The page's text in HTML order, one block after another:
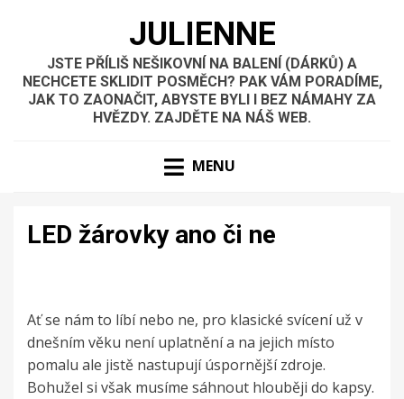
JULIENNE
JSTE PŘÍLIŠ NEŠIKOVNÍ NA BALENÍ (DÁRKŮ) A
NECHCETE SKLIDIT POSMĚCH? PAK VÁM PORADÍME,
JAK TO ZAONAČIT, ABYSTE BYLI I BEZ NÁMAHY ZA
HVĚZDY. ZAJDĚTE NA NÁŠ WEB.
MENU
LED žárovky ano či ne
Ať se nám to líbí nebo ne, pro klasické svícení už v
dnešním věku není uplatnění a na jejich místo
pomalu ale jistě nastupují úspornější zdroje.
Bohužel si však musíme sáhnout hlouběji do kapsy.